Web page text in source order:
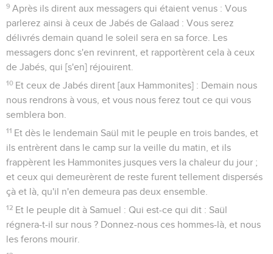
9 Après ils dirent aux messagers qui étaient venus : Vous
parlerez ainsi à ceux de Jabés de Galaad : Vous serez
délivrés demain quand le soleil sera en sa force. Les
messagers donc s'en revinrent, et rapportèrent cela à ceux
de Jabés, qui [s'en] réjouirent.
10 Et ceux de Jabés dirent [aux Hammonites] : Demain nous
nous rendrons à vous, et vous nous ferez tout ce qui vous
semblera bon.
11 Et dès le lendemain Saül mit le peuple en trois bandes, et
ils entrèrent dans le camp sur la veille du matin, et ils
frappèrent les Hammonites jusques vers la chaleur du jour ;
et ceux qui demeurèrent de reste furent tellement dispersés
çà et là, qu'il n'en demeura pas deux ensemble.
12 Et le peuple dit à Samuel : Qui est-ce qui dit : Saül
régnera-t-il sur nous ? Donnez-nous ces hommes-là, et nous
les ferons mourir.